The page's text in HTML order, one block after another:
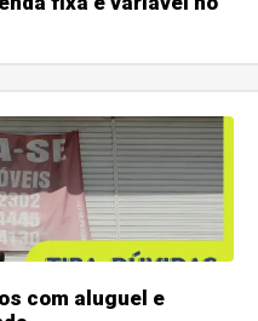
com aluguel e